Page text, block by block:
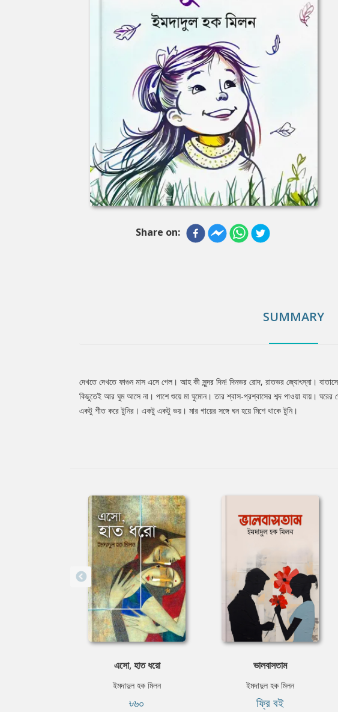
Share on:
SUMMARY
Tab
দেখতে দেখতে ফাগুন মাস এসে গেল। আহ কী সুন্দর দিন! দিনভর রোদ, রাতভর জ্যোৎস্না।
কিছুতেই আর ঘুম আসে না। পাশে শুয়ে মা ঘুমোন। তার শ্বাস-প্রশ্বাসের শব্দ পাওয়া যায়। ঘরের
একটু শীত করে টুনির। একটু একটু ভয়। মার গায়ের সঙ্গে ঘন হয়ে মিশে থাকে টুনি।
এসো, হাত ধরো
ইমদাদুল হক মিলন
৳৬০
ভালবাসতাম
ইমদাদুল হক মিলন
ফ্রি বই